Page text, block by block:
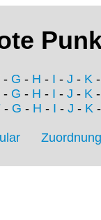
- G - H - I - J - K
- G - H - I - J - K
- G - H - I - J - K